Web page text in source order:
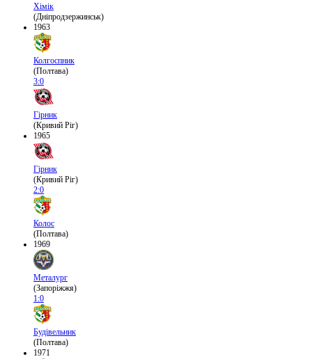
Хімік
(Дніпродзержинськ)
1963
Колгоспник
(Полтава)
3:0
Гірник
(Кривий Ріг)
1965
Гірник
(Кривий Ріг)
2:0
Колос
(Полтава)
1969
Металург
(Запоріжжя)
1:0
Будівельник
(Полтава)
1971